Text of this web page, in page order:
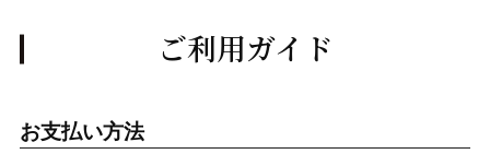
ご利用ガイド
お支払い方法